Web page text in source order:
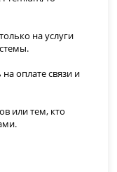
на услуги
оплате связи и
или тем, кто